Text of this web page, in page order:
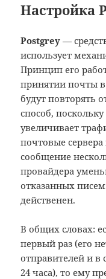
Настройка
Postgrey —
использует
Принцип его
принятии почты
будут повторять
способ,
увеличивает
почтовые
сообщение
провайдера
отказанных
действенен.
В общих словах:
первый раз (его
отправителей и в
24 часа), то ему